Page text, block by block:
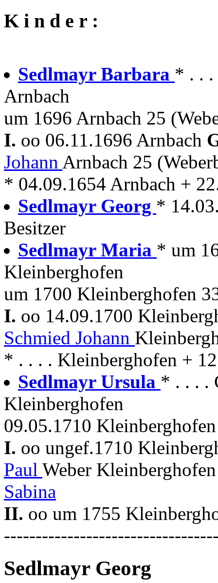
K i n d e r :
Sedlmayr Barbara * . . .
Arnbach
um 1696 Arnbach 25
I. oo 06.11.1696 Arnbach
Johann Arnbach 25
* 04.09.1654 Arnbach +
Sedlmayr Georg *
Besitzer
Sedlmayr Maria * um
Kleinberghofen
um 1700 Kleinberghofen
I. oo 14.09.1700
Schmied Johann
* . . . . Kleinberghofen +
Sedlmayr Ursula * . . . .
Kleinberghofen
09.05.1710
I. oo ungef.1710
Paul Weber
Sabina
II. oo um 1755
Sedlmayr Georg